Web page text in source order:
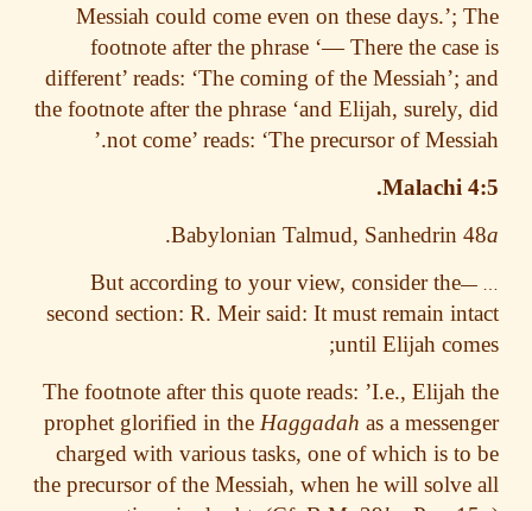
Messiah could come even on these days.’;
footnote after the phrase ‘— There the
different’ reads: ‘The coming of the Messiah’;
the footnote after the phrase ‘and Elijah,
not come’ reads: ‘The precursor of
Malachi
Babylonian Talmud, Sanhedrin
.
But according to your view, consider the
second section: R. Meir said: It must remain
until Elijah
The footnote after this quote reads: ’I.e.,
prophet glorified in theHaggadahas a
charged with various tasks, one of which is
the precursor of the Messiah, when he will